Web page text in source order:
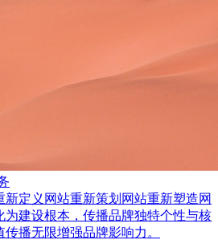
定义网站重新策划网站重新塑造网
为建设根本，传播品牌独特个性与核
播无限增强品牌影响力。